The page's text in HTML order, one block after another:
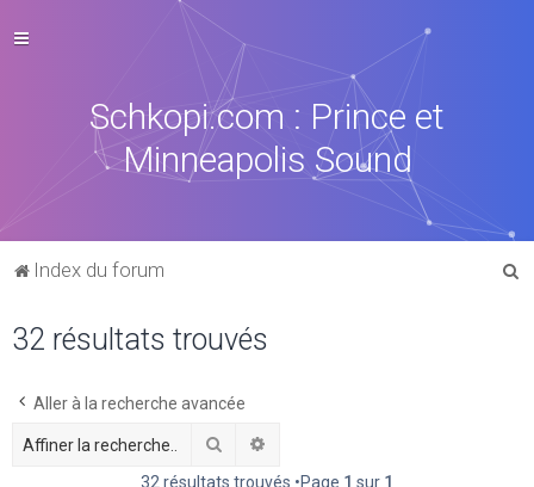
Schkopi.com : Prince et
Minneapolis Sound
Index du forum
32 résultats trouvés
Aller à la recherche avancée
Rechercher
32 résultats trouvés •Page 1 sur 1